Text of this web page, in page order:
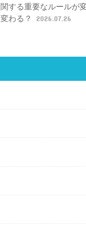
関する重要なルールが
変わる？
2026.07.26